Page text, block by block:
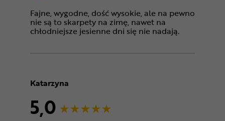
Fajne, wygodne, dość wysokie, ale na pewno
nie są to skarpety na zimę, nawet na
chłodniejsze jesienne dni się nie nadają.
Katarzyna
5,0